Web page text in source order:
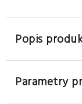
Popis
Parametry